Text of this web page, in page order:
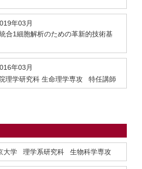
年03月
合1細胞解析のための革新的技術基
年03月
理学研究科 生命理学専攻 特任講師
大学 理学系研究科 生物科学専攻